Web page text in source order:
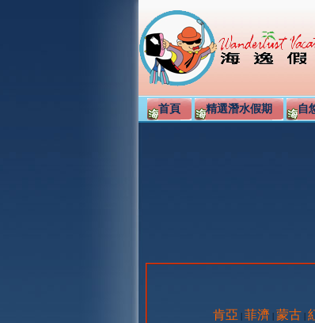
首頁 精選潛水假期 自
肯亞 | 菲濟 | 蒙古 |